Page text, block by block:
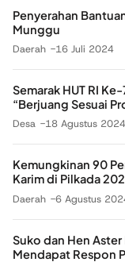
Penyerahan
Munggu
Daerah 16 Juli 2024
Semarak HUT RI
“Berjuang Sesuai
Desa 18 Agustus 2024
Kemungkinan 90
Karim di Pilkada
Daerah 6 Agustus
Suko dan Hen
Mendapat Respon